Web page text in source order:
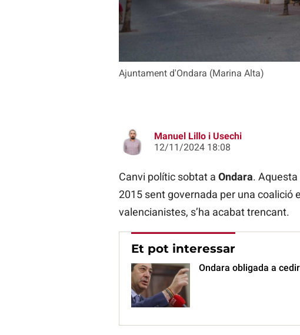
Ajuntament d'Ondara (Marina Alta)
Manuel Lillo i Usechi
12/11/2024 18:08
Canvi polític sobtat a Ondara.
2015 sent governada per una coalició
valencianistes, s’ha acabat trencant.
Et pot interessar
Ondara obligada a